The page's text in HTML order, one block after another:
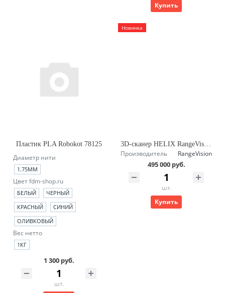
Купить
Пластик PLA Robokot 78125
Диаметр нити
1.75ММ
Цвет fdm-shop.ru
БЕЛЫЙ
ЧЕРНЫЙ
КРАСНЫЙ
СИНИЙ
ОЛИВКОВЫЙ
Вес нетто
1КГ
1 300 руб.
шт.
Новинка
3D-сканер HELIX RangeVision
Производитель RangeVision
495 000 руб.
шт.
Купить